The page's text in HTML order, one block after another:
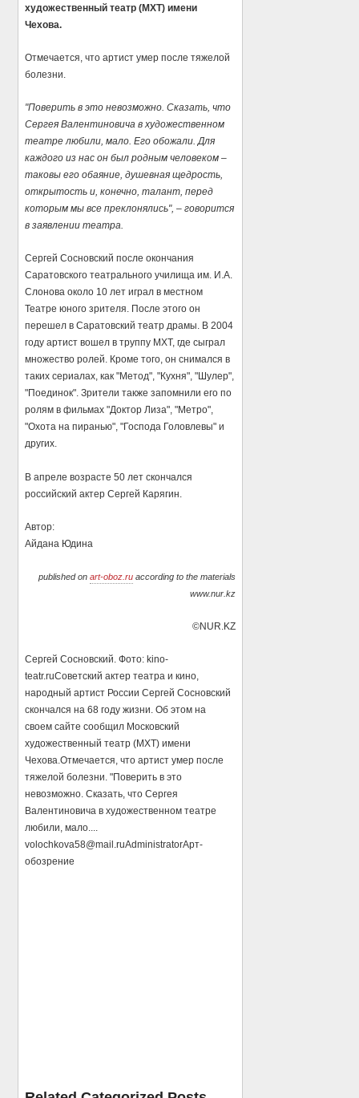
художественный театр (МХТ) имени
Чехова.
Отмечается, что артист умер после тяжелой
болезни.
"Поверить в это невозможно. Сказать, что
Сергея Валентиновича в художественном
театре любили, мало. Его обожали. Для
каждого из нас он был родным человеком –
таковы его обаяние, душевная щедрость,
открытость и, конечно, талант, перед
которым мы все преклонялись", – говорится
в заявлении театра.
Сергей Сосновский после окончания
Саратовского театрального училища им. И.А.
Слонова около 10 лет играл в местном
Театре юного зрителя. После этого он
перешел в Саратовский театр драмы. В 2004
году артист вошел в труппу МХТ, где сыграл
множество ролей. Кроме того, он снимался в
таких сериалах, как "Метод", "Кухня", "Шулер",
"Поединок". Зрители также запомнили его по
ролям в фильмах "Доктор Лиза", "Метро",
"Охота на пиранью", "Господа Головлевы" и
других.
В апреле возрасте 50 лет скончался
российский актер Сергей Карягин.
Автор:
Айдана Юдина
published on art-oboz.ruaccording to the materials
www.nur.kz
©NUR.KZ
Сергей Сосновский. Фото: kino-
teatr.ruСоветский актер театра и кино,
народный артист России Сергей Сосновский
скончался на 68 году жизни. Об этом на
своем сайте сообщил Московский
художественный театр (МХТ) имени
Чехова.Отмечается, что артист умер после
тяжелой болезни. "Поверить в это
невозможно. Сказать, что Сергея
Валентиновича в художественном театре
любили, мало....
volochkova58@mail.ruAdministratorАрт-
обозрение